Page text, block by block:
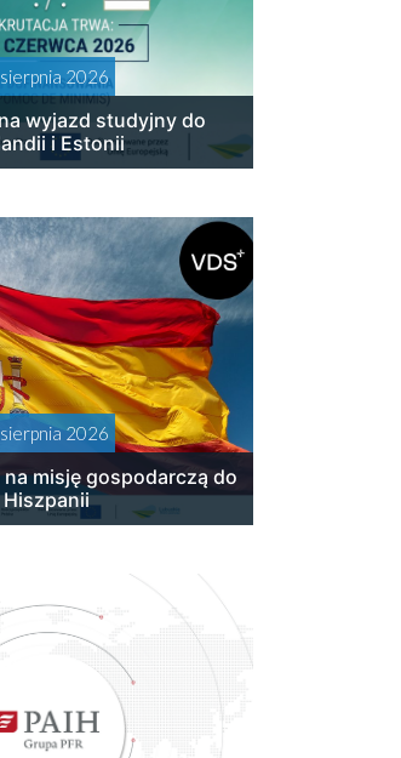
2026
wyjazd studyjny do
i Estonii
2026
na misję gospodarczą do
Hiszpanii